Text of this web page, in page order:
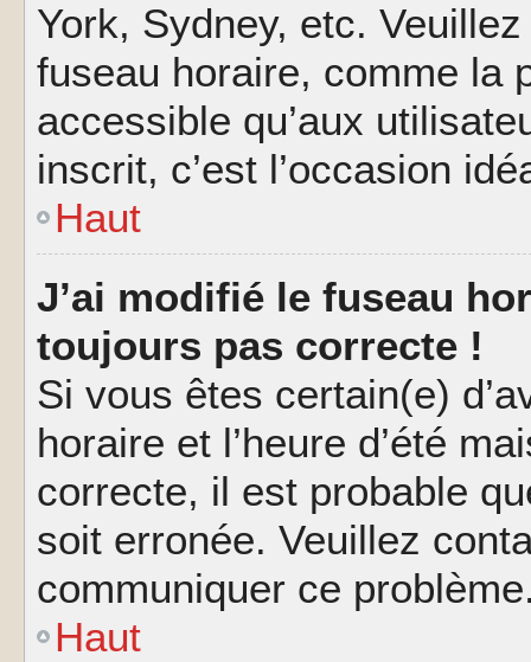
York, Sydney, etc.
fuseau horaire, comme la
accessible qu’aux
inscrit, c’est l’occasion
Haut
J’ai modifié le fuseau
toujours pas correcte !
Si vous êtes certain(e)
horaire et l’heure d’été
correcte, il est probable
soit erronée. Veuillez
communiquer ce
Haut